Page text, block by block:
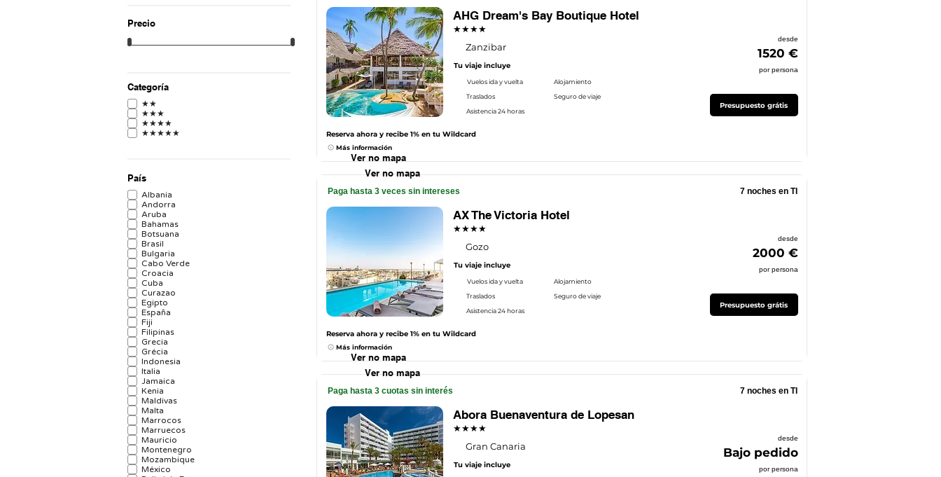
Precio
Categoría
★★
★★★
★★★★
★★★★★
País
Albania
Andorra
Aruba
Bahamas
Botsuana
Brasil
Bulgaria
Cabo Verde
Croacia
Cuba
Curazao
Egipto
España
Fiji
Filipinas
Grecia
Grécia
Indonesia
Italia
Jamaica
Kenia
Maldivas
Malta
Marrocos
Marruecos
Mauricio
Montenegro
Mozambique
México
Zanzibar
AHG Dream's Bay Boutique Hotel
★★★★
desde
1520 €
por persona
Tu viaje incluye
Vuelos ida y vuelta
Alojamiento
Traslados
Seguro de viaje
Asistencia 24 horas
Presupuesto grátis
Reserva ahora y recibe 1% en tu Wildcard
Más información
Paga hasta 3 veces sin intereses 7 noches en TI
Gozo
AX The Victoria Hotel
★★★★
desde
2000 €
por persona
Tu viaje incluye
Vuelos ida y vuelta
Alojamiento
Traslados
Seguro de viaje
Asistencia 24 horas
Presupuesto grátis
Reserva ahora y recibe 1% en tu Wildcard
Más información
Paga hasta 3 cuotas sin interés 7 noches en TI
Gran Canaria
Abora Buenaventura de Lopesan
★★★★
desde
Bajo pedido
por persona
Tu viaje incluye
Ver no mapa
Ver no mapa
Ver no mapa
Ver no mapa